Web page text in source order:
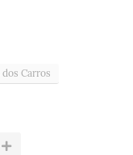
dos Carros